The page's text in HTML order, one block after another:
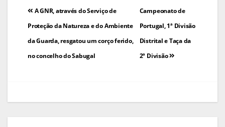
Navegação
de
artigos
Campeonato de
Portugal, 1ª Divisão
Distrital e Taça da
2ª Divisão
A GNR, através do Serviço de
Proteção da Natureza e do Ambiente
da Guarda, resgatou um corço ferido,
no concelho do Sabugal